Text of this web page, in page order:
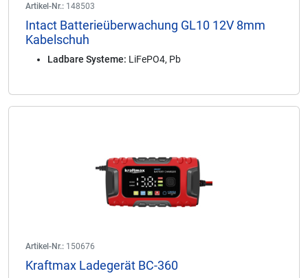
Artikel-Nr.: 148503
Intact Batterieüberwachung GL10 12V 8mm
Kabelschuh
Ladbare Systeme: LiFePO4, Pb
Artikel-Nr.: 150676
Kraftmax Ladegerät BC-360